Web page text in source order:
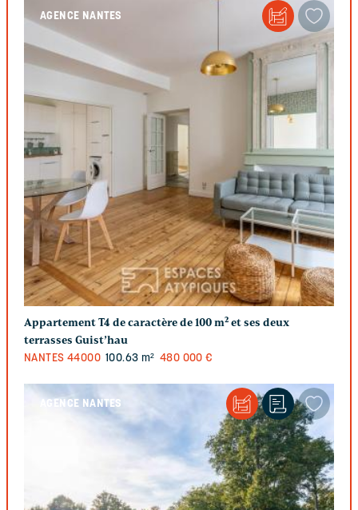
AGENCE NANTES
Appartement T4 de caractère de 100 m² et ses deux
terrasses Guist’hau
NANTES 44000 100.63 m² 480 000 €
AGENCE NANTES